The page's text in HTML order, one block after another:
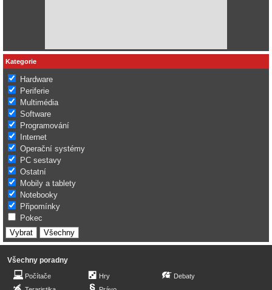
Kategorie
Hardware
Periferie
Multimédia
Software
Programování
Internet
Operační systémy
PC sestavy
Ostatní
Mobily a tablety
Notebooky
Připomínky
Pokec
Všechny poradny
Počítače
Hry
Debaty